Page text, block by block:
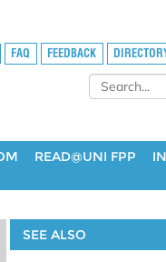
FAQ FEEDBACK
READ@UNI FPP
SEE ALSO